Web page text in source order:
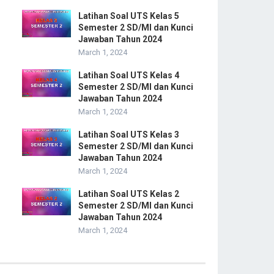
Latihan Soal UTS Kelas 5
Semester 2 SD/MI dan Kunci
Jawaban Tahun 2024
March 1, 2024
Latihan Soal UTS Kelas 4
Semester 2 SD/MI dan Kunci
Jawaban Tahun 2024
March 1, 2024
Latihan Soal UTS Kelas 3
Semester 2 SD/MI dan Kunci
Jawaban Tahun 2024
March 1, 2024
Latihan Soal UTS Kelas 2
Semester 2 SD/MI dan Kunci
Jawaban Tahun 2024
March 1, 2024